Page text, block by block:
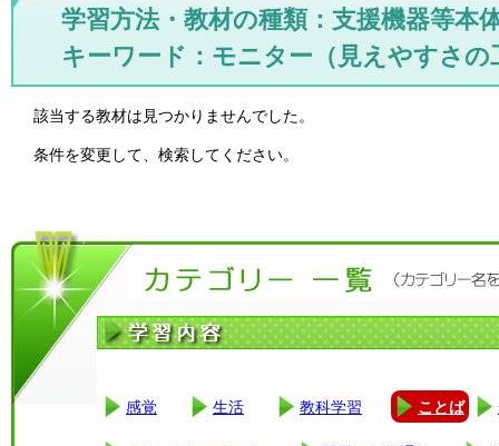
学習方法・教材の種類：支援機器等本
キーワード：モニター（見えやすさの
該当する教材は見つかりませんでした。
条件を変更して、検索してください。
感覚 生活 教科学習 ことば